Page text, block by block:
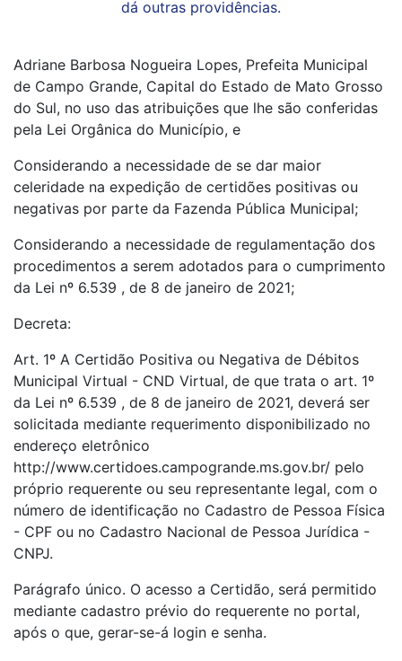
dá outras providências.
Adriane Barbosa Nogueira Lopes, Prefeita Municipal
de Campo Grande, Capital do Estado de Mato Grosso
do Sul, no uso das atribuições que lhe são conferidas
pela Lei Orgânica do Município, e
Considerando a necessidade de se dar maior
celeridade na expedição de certidões positivas ou
negativas por parte da Fazenda Pública Municipal;
Considerando a necessidade de regulamentação dos
procedimentos a serem adotados para o cumprimento
da Lei nº 6.539 , de 8 de janeiro de 2021;
Decreta:
Art. 1º A Certidão Positiva ou Negativa de Débitos
Municipal Virtual - CND Virtual, de que trata o art. 1º
da Lei nº 6.539 , de 8 de janeiro de 2021, deverá ser
solicitada mediante requerimento disponibilizado no
endereço eletrônico
http://www.certidoes.campogrande.ms.gov.br/ pelo
próprio requerente ou seu representante legal, com o
número de identificação no Cadastro de Pessoa Física
- CPF ou no Cadastro Nacional de Pessoa Jurídica -
CNPJ.
Parágrafo único. O acesso a Certidão, será permitido
mediante cadastro prévio do requerente no portal,
após o que, gerar-se-á login e senha.